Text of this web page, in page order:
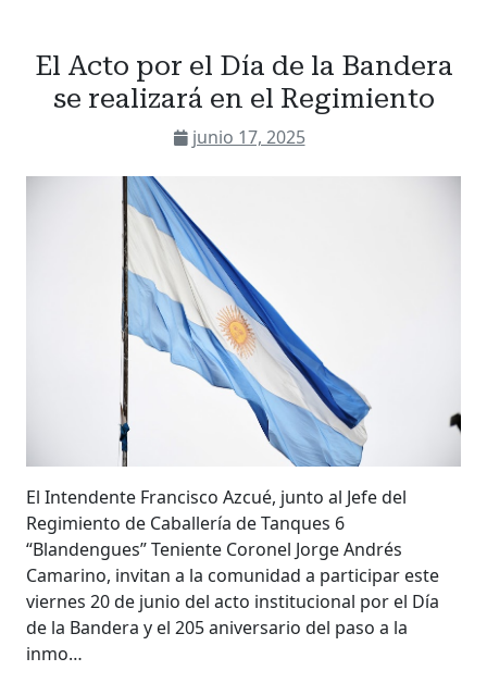
El Acto por el Día de la Bandera
se realizará en el Regimiento
junio 17, 2025
El Intendente Francisco Azcué, junto al Jefe del
Regimiento de Caballería de Tanques 6
“Blandengues” Teniente Coronel Jorge Andrés
Camarino, invitan a la comunidad a participar este
viernes 20 de junio del acto institucional por el Día
de la Bandera y el 205 aniversario del paso a la
inmo…